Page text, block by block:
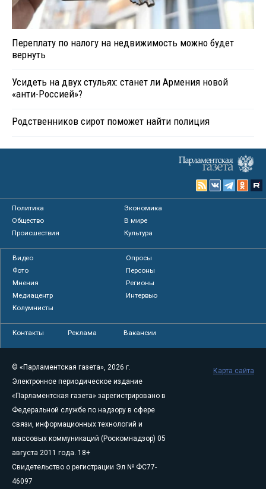
Переплату по налогу на недвижимость можно будет
вернуть
Усидеть на двух стульях: станет ли Армения новой
«анти-Россией»?
Родственников сирот поможет найти полиция
Политика
Экономика
Общество
В мире
Происшествия
Культура
Видео
Опросы
Фото
Персоны
Мнения
Регионы
Медиацентр
Интервью
Колумнисты
Контакты Реклама Вакансии
© «Парламентская газета», 2026 г.
Электронное периодическое издание
«Парламентская газета» зарегистрировано в
Федеральной службе по надзору в сфере
связи, информационных технологий и
массовых коммуникаций (Роскомнадзор) 05
августа 2011 года. 18+
Свидетельство о регистрации Эл № ФС77-
46097
Карта сайта